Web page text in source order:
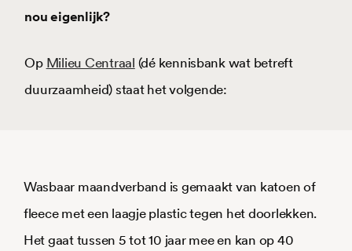
nou eigenlijk?
Op Milieu Centraal (dé kennisbank wat betreft
duurzaamheid) staat het volgende:
Wasbaar maandverband is gemaakt van katoen of
fleece met een laagje plastic tegen het doorlekken.
Het gaat tussen 5 tot 10 jaar mee en kan op 40